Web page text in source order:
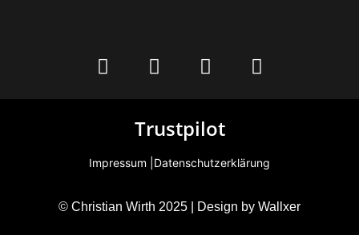
Trustpilot
Impressum | Datenschutzerklärung
© Christian Wirth 2025 | Design by Wallxer